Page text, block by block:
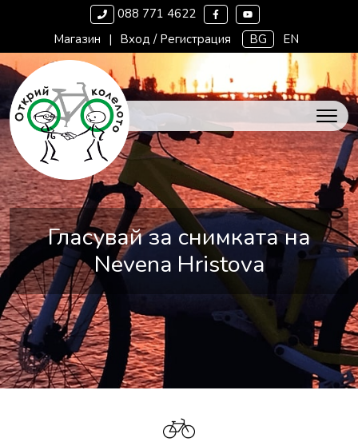
088 771 4622
Магазин | Вход / Регистрация BG EN
Гласувай за снимката на
Nevena Hristova